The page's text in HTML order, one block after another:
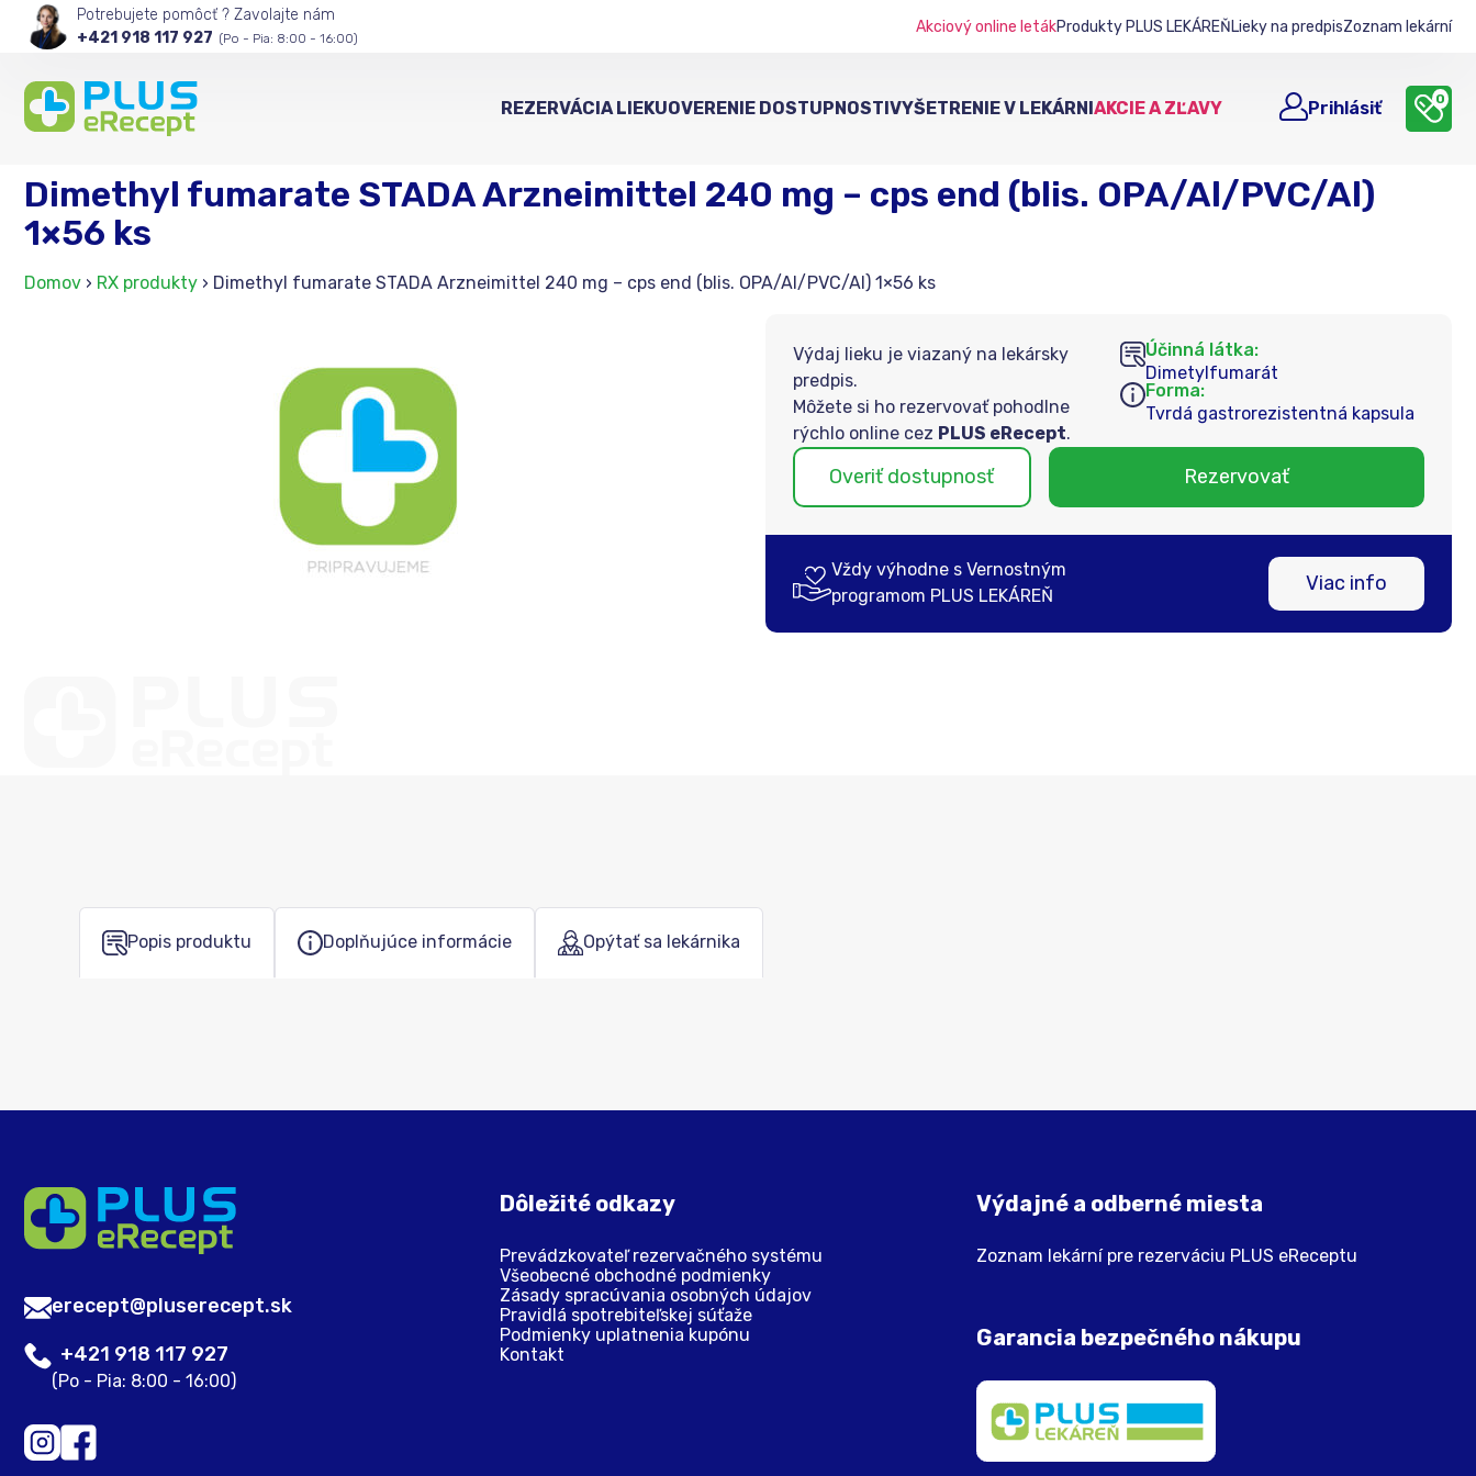
Potrebujete pomôcť ? Zavolajte nám
+421 918 117 927 (Po - Pia: 8:00 - 16:00)
Akciový online letákProdukty PLUS LEKÁREŇLieky na predpisZoznam lekární
REZERVÁCIA LIEKUOVERENIE DOSTUPNOSTIVYŠETRENIE V LEKÁRNIAKCIE A ZĽAVY Prihlásiť 0
Dimethyl fumarate STADA Arzneimittel 240 mg – cps end (blis. OPA/Al/PVC/Al)
1×56 ks
Domov › RX produkty › Dimethyl fumarate STADA Arzneimittel 240 mg – cps end (blis. OPA/Al/PVC/Al) 1×56 ks
Výdaj lieku je viazaný na lekársky
predpis.
Môžete si ho rezervovať pohodlne
rýchlo online cez PLUS eRecept.
Účinná látka:
Dimetylfumarát
Forma:
Tvrdá gastrorezistentná kapsula
Overiť dostupnosť Rezervovať
Vždy výhodne s Vernostným
programom PLUS LEKÁREŇ
Viac info
Popis produktu Doplňujúce informácie Opýtať sa lekárnika
erecept@pluserecept.sk
+421 918 117 927
(Po - Pia: 8:00 - 16:00)
Dôležité odkazy
Prevádzkovateľ rezervačného systému
Všeobecné obchodné podmienky
Zásady spracúvania osobných údajov
Pravidlá spotrebiteľskej súťaže
Podmienky uplatnenia kupónu
Kontakt
Výdajné a odberné miesta
Zoznam lekární pre rezerváciu PLUS eReceptu
Garancia bezpečného nákupu